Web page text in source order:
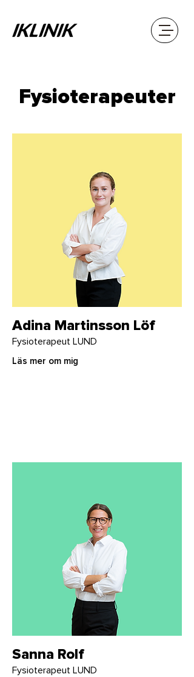
Fysioterapeuter
Adina Martinsson Löf
Fysioterapeut LUND
Läs mer om mig
Sanna Rolf
Fysioterapeut LUND